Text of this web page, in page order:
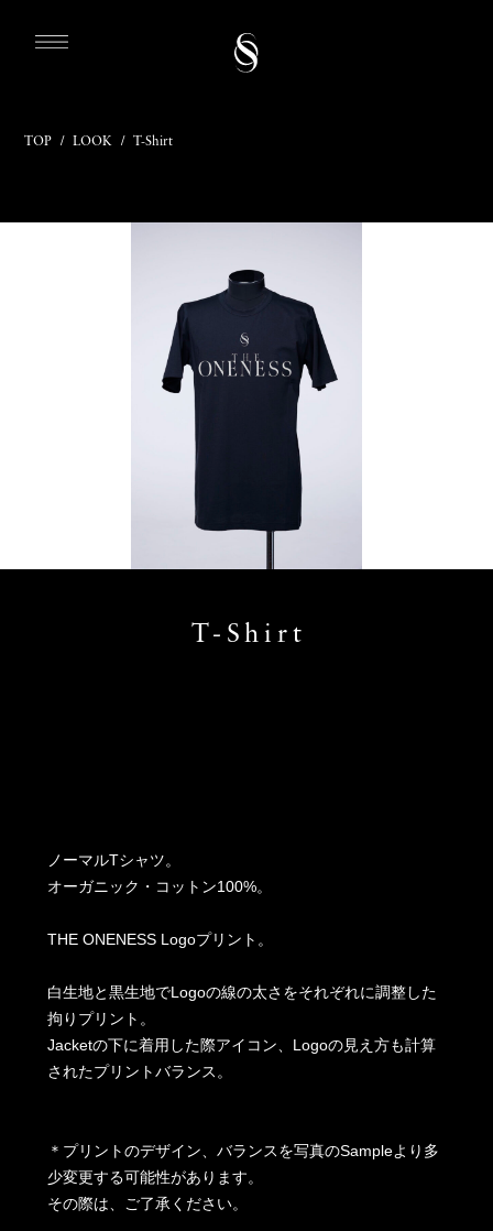
TOP / LOOK / T-Shirt
T-Shirt
ノーマルTシャツ。
オーガニック・コットン100%。
THE ONENESS Logoプリント。
白生地と黒生地でLogoの線の太さをそれぞれに調整した
拘りプリント。
Jacketの下に着用した際アイコン、Logoの見え方も計算
されたプリントバランス。
＊プリントのデザイン、バランスを写真のSampleより多
少変更する可能性があります。
その際は、ご了承ください。